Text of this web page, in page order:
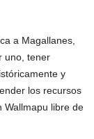
a Magallanes,
uno, tener
y
los recursos
Wallmapu libre de